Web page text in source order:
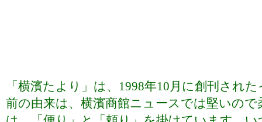
「横濱たより」は、1998年10月に創刊され
前の由来は、横濱商館ニュースでは堅いの